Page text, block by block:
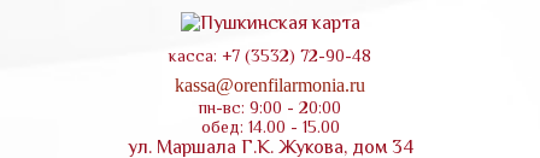
касса: +7 (3532) 72-90-48
kassa@orenfilarmonia.ru
пн-вс: 9:00 - 20:00
обед: 14.00 - 15.00
ул. Маршала Г.К. Жукова, дом 34